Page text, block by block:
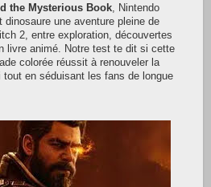
the Mysterious Book, Nintendo
dinosaure une aventure pleine de
2, entre exploration, découvertes
livre animé. Notre test te dit si cette
colorée réussit à renouveler la
tout en séduisant les fans de longue